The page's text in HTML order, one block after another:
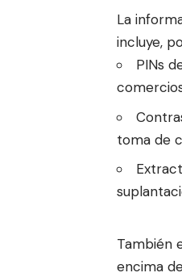
La
incluye,
PINs
toma de
También
encima